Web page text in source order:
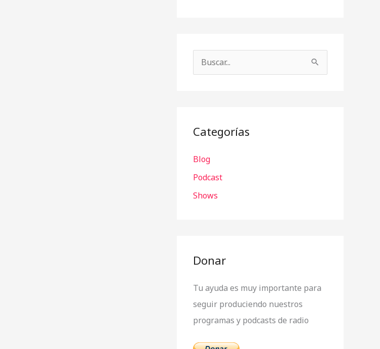
a
p
o
r
Categorías
Blog
Podcast
Shows
Donar
Tu ayuda es muy importante para
seguir produciendo nuestros
programas y podcasts de radio